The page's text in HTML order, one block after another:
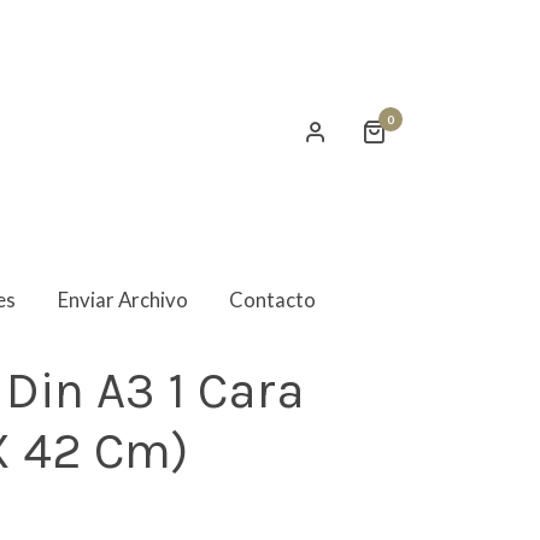
0
Enviar Archivo Contacto
A3 1 Cara
42 Cm)